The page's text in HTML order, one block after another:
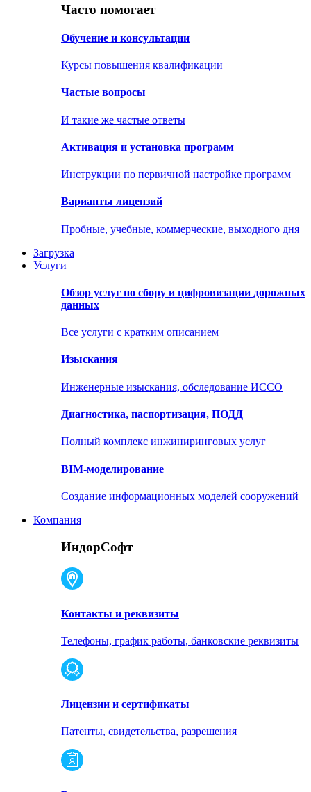
Часто помогает
Обучение и консультации
Курсы повышения квалификации
Частые вопросы
И такие же частые ответы
Активация и установка программ
Инструкции по первичной настройке программ
Варианты лицензий
Пробные, учебные, коммерческие, выходного дня
Загрузка
Услуги
Обзор услуг по сбору и цифровизации дорожных
данных
Все услуги с кратким описанием
Изыскания
Инженерные изыскания, обследование ИССО
Диагностика, паспортизация, ПОДД
Полный комплекс инжиниринговых услуг
BIM-моделирование
Создание информационных моделей сооружений
Компания
ИндорСофт
Контакты и реквизиты
Телефоны, график работы, банковские реквизиты
Лицензии и сертификаты
Патенты, свидетельства, разрешения